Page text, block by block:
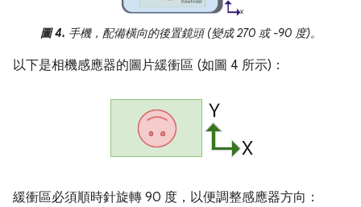
圖 4. 手機，配備橫向的後置鏡頭 (變成 270 或 -90 度)。
以下是相機感應器的圖片緩衝區 (如圖 4 所示)：
緩衝區必須順時針旋轉 90 度，以便調整感應器方向：